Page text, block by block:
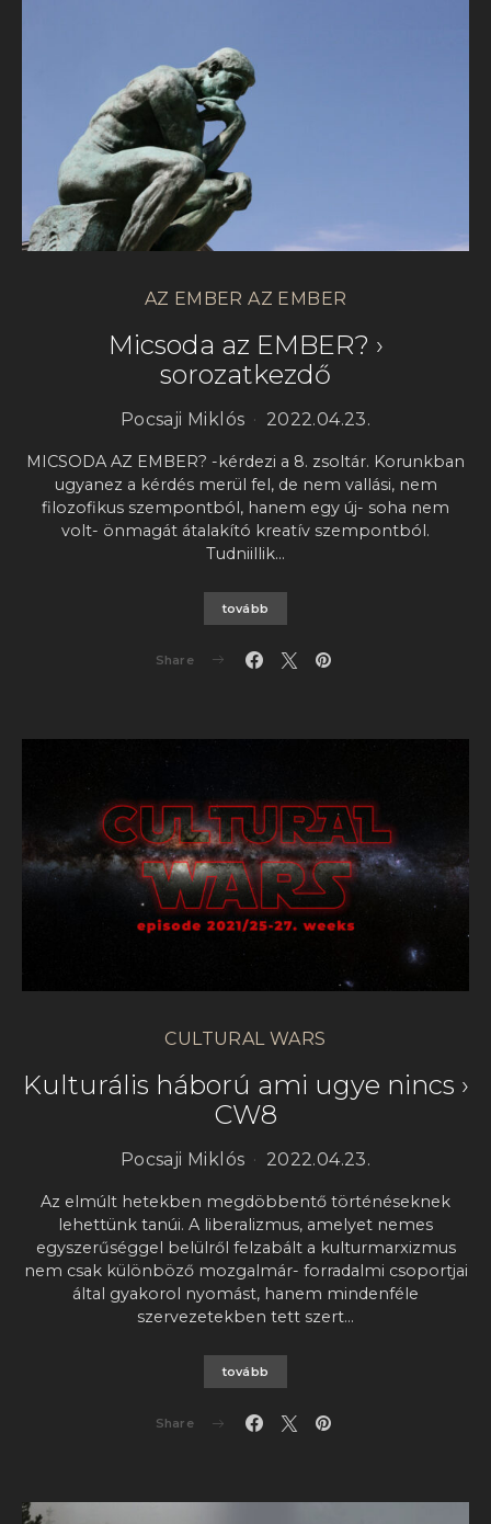
AZ EMBER AZ EMBER
Micsoda az EMBER? ›
sorozatkezdő
Pocsaji Miklós 2022.04.23.
MICSODA AZ EMBER? -kérdezi a 8. zsoltár. Korunkban
ugyanez a kérdés merül fel, de nem vallási, nem
filozofikus szempontból, hanem egy új- soha nem
volt- önmagát átalakító kreatív szempontból.
Tudniillik…
tovább
Share
CULTURAL WARS
Kulturális háború ami ugye nincs ›
CW8
Pocsaji Miklós 2022.04.23.
Az elmúlt hetekben megdöbbentő történéseknek
lehettünk tanúi. A liberalizmus, amelyet nemes
egyszerűséggel belülről felzabált a kulturmarxizmus
nem csak különböző mozgalmár- forradalmi csoportjai
által gyakorol nyomást, hanem mindenféle
szervezetekben tett szert…
tovább
Share